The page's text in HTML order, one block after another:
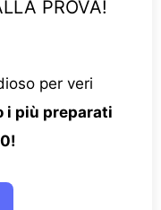
PROVA!
per veri
i più preparati